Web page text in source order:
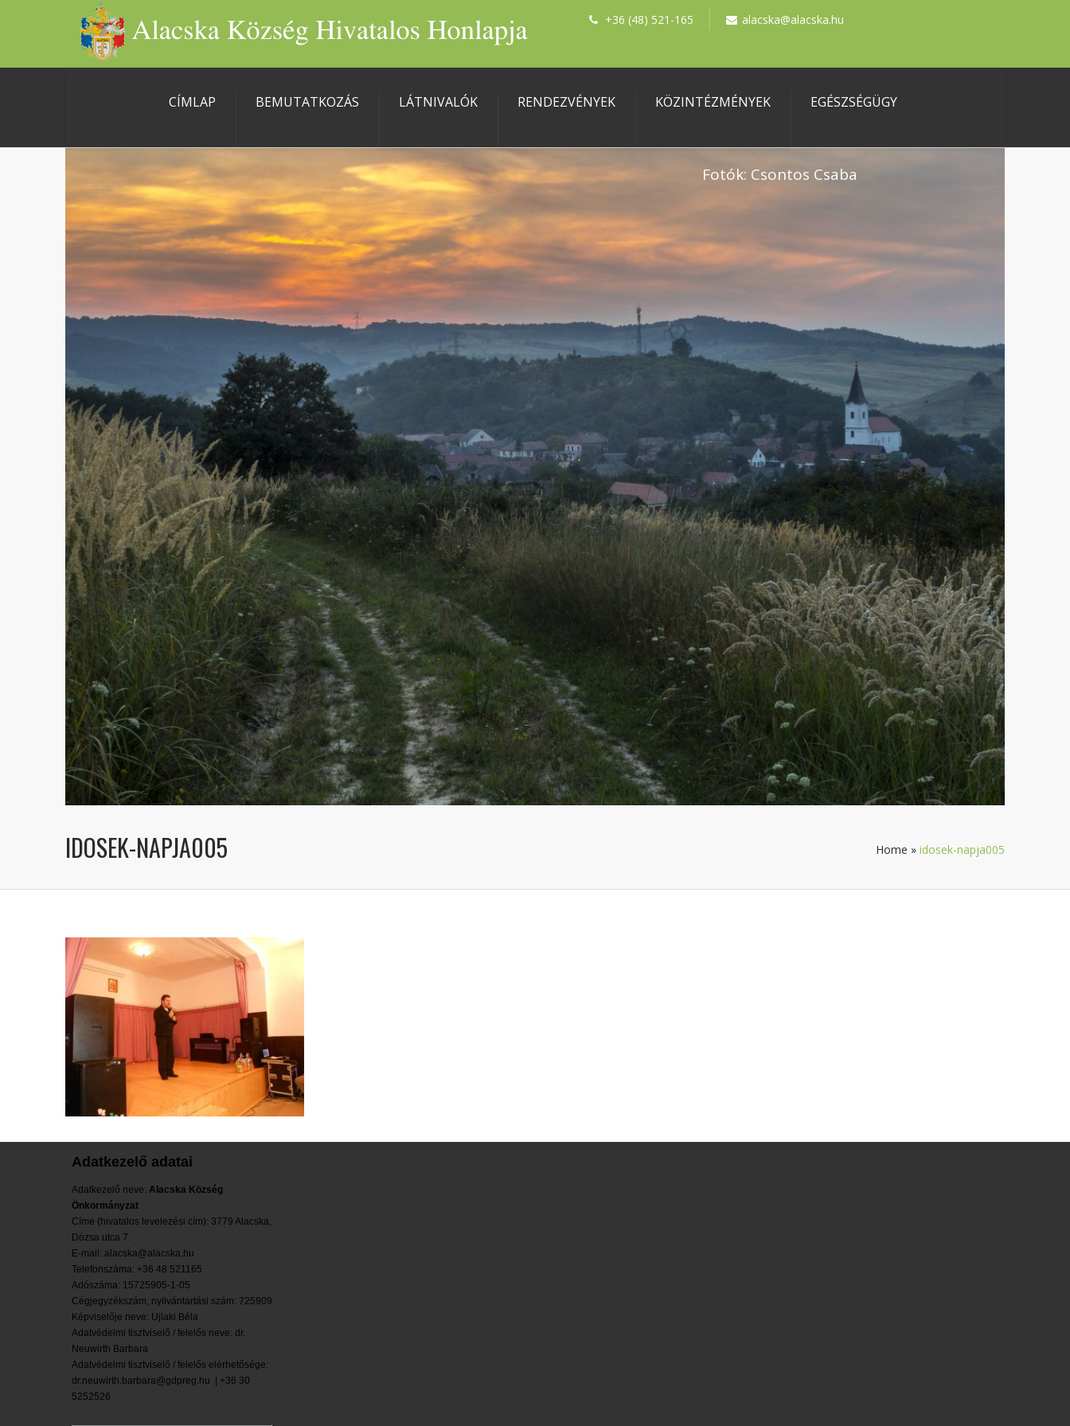
+36 (48) 521-165 alacska@alacska.hu
CÍMLAP BEMUTATKOZÁS LÁTNIVALÓK RENDEZVÉNYEK KÖZINTÉZMÉNYEK EGÉSZSÉGÜGY
Fotók: Csontos Csaba
IDOSEK-NAPJA005 Home » idosek-napja005